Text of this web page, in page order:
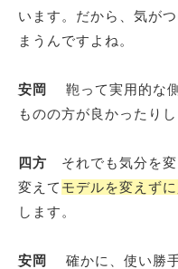
います。だから、気が
まうんですよね。
安岡
鞄って実用的な
ものの方が良かったり
四方 それでも気分を変
変えて モデルを変えず
します。
安岡
確かに、使い勝